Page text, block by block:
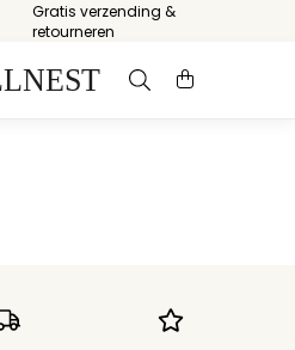
Gratis verzending &
retourneren